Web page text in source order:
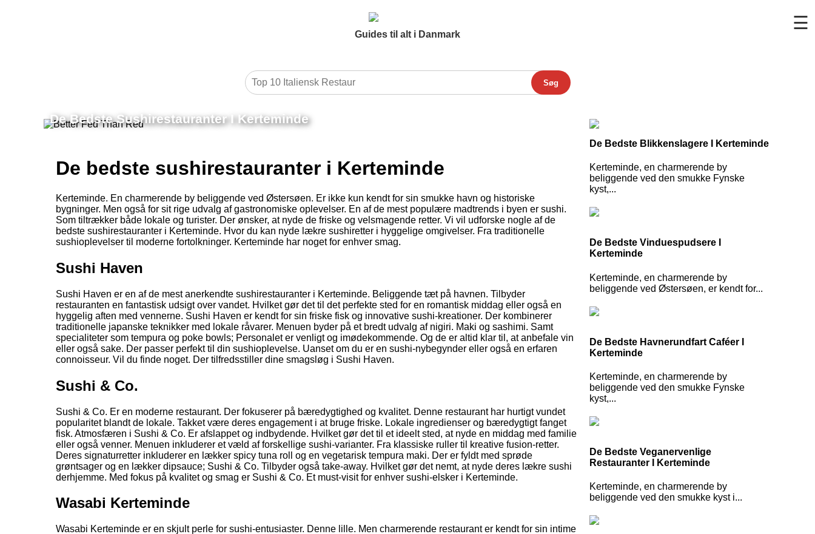
Guides til alt i Danmark
☰
Søg
De Bedste Sushirestauranter I Kerteminde
De bedste sushirestauranter i Kerteminde
Kerteminde. En charmerende by beliggende ved Østersøen. Er ikke kun kendt for sin smukke havn og historiske
bygninger. Men også for sit rige udvalg af gastronomiske oplevelser. En af de mest populære madtrends i byen er sushi.
Som tiltrækker både lokale og turister. Der ønsker, at nyde de friske og velsmagende retter. Vi vil udforske nogle af de
bedste sushirestauranter i Kerteminde. Hvor du kan nyde lækre sushiretter i hyggelige omgivelser. Fra traditionelle
sushioplevelser til moderne fortolkninger. Kerteminde har noget for enhver smag.
Sushi Haven
Sushi Haven er en af de mest anerkendte sushirestauranter i Kerteminde. Beliggende tæt på havnen. Tilbyder
restauranten en fantastisk udsigt over vandet. Hvilket gør det til det perfekte sted for en romantisk middag eller også en
hyggelig aften med vennerne. Sushi Haven er kendt for sin friske fisk og innovative sushi-kreationer. Der kombinerer
traditionelle japanske teknikker med lokale råvarer. Menuen byder på et bredt udvalg af nigiri. Maki og sashimi. Samt
specialiteter som tempura og poke bowls; Personalet er venligt og imødekommende. Og de er altid klar til, at anbefale vin
eller også sake. Der passer perfekt til din sushioplevelse. Uanset om du er en sushi-nybegynder eller også en erfaren
connoisseur. Vil du finde noget. Der tilfredsstiller dine smagsløg i Sushi Haven.
Sushi & Co.
Sushi & Co. Er en moderne restaurant. Der fokuserer på bæredygtighed og kvalitet. Denne restaurant har hurtigt vundet
popularitet blandt de lokale. Takket være deres engagement i at bruge friske. Lokale ingredienser og bæredygtigt fanget
fisk. Atmosfæren i Sushi & Co. Er afslappet og indbydende. Hvilket gør det til et ideelt sted, at nyde en middag med familie
eller også venner. Menuen inkluderer et væld af forskellige sushi-varianter. Fra klassiske ruller til kreative fusion-retter.
Deres signaturretter inkluderer en lækker spicy tuna roll og en vegetarisk tempura maki. Der er fyldt med sprøde
grøntsager og en lækker dipsauce; Sushi & Co. Tilbyder også take-away. Hvilket gør det nemt, at nyde deres lækre sushi
derhjemme. Med fokus på kvalitet og smag er Sushi & Co. Et must-visit for enhver sushi-elsker i Kerteminde.
Wasabi Kerteminde
Wasabi Kerteminde er en skjult perle for sushi-entusiaster. Denne lille. Men charmerende restaurant er kendt for sin intime
De Bedste Blikkenslagere I Kerteminde
Kerteminde, en charmerende by
beliggende ved den smukke Fynske
kyst,...
De Bedste Vinduespudsere I
Kerteminde
Kerteminde, en charmerende by
beliggende ved Østersøen, er kendt for...
De Bedste Havnerundfart Caféer I
Kerteminde
Kerteminde, en charmerende by
beliggende ved den smukke Fynske
kyst,...
De Bedste Veganervenlige
Restauranter I Kerteminde
Kerteminde, en charmerende by
beliggende ved den smukke kyst i...